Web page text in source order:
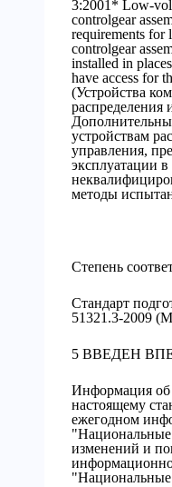
3:2001* Low-
controlgear
requirements for
controlgear
installed in
have access for
(Устройства
распределения
устройствам
управления,
эксплуатации
методы
Степень
Стандарт
51321.3-2009
5 ВВЕДЕН
Информация об
настоящему
ежегодном
"Национальные
изменений и
"Национальные